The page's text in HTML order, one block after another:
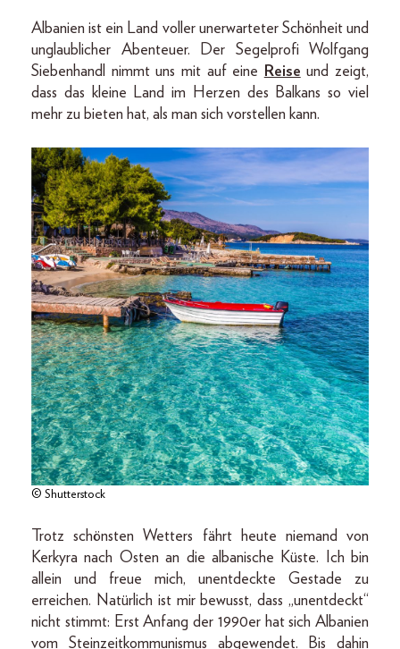
Albanien ist ein Land voller unerwarteter Schönheit und
unglaublicher Abenteuer. Der Segelprofi Wolfgang
Siebenhandl nimmt uns mit auf eine
Reise und zeigt,
dass das kleine Land im Herzen des Balkans so viel
mehr zu bieten hat, als man sich vorstellen kann.
© Shutterstock
Trotz schönsten Wetters fährt heute niemand von
Kerkyra nach Osten an die albanische Küste. Ich bin
allein und freue mich, unentdeckte Gestade zu
erreichen. Natürlich ist mir bewusst, dass „unentdeckt“
nicht stimmt: Erst Anfang der 1990er hat sich Albanien
vom Steinzeitkommunismus abgewendet. Bis dahin